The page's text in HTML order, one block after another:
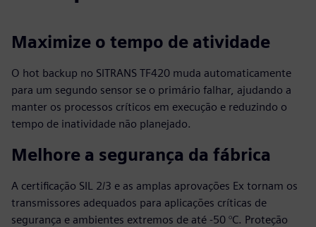
Maximize o tempo de atividade
O hot backup no SITRANS TF420 muda automaticamente
para um segundo sensor se o primário falhar, ajudando a
manter os processos críticos em execução e reduzindo o
tempo de inatividade não planejado.
Melhore a segurança da fábrica
A certificação SIL 2/3 e as amplas aprovações Ex tornam os
transmissores adequados para aplicações críticas de
segurança e ambientes extremos de até -50 °C. Proteção